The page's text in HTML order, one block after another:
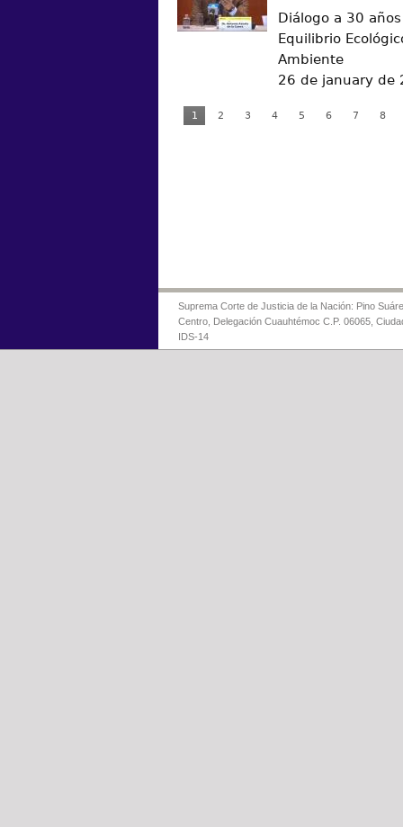
Diálogo a 30
Equilibrio
Ambiente
26 de january de
1 2 3 4 5 6 7 8
Suprema Corte de Justicia de la Nación: Pino
Centro, Delegación Cuauhtémoc C.P. 06065,
IDS-14